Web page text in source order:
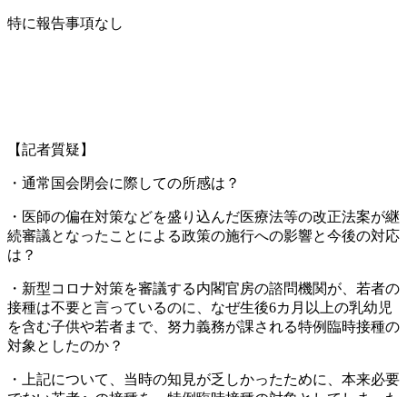
特に報告事項なし
【記者質疑】
・通常国会閉会に際しての所感は？
・医師の偏在対策などを盛り込んだ医療法等の改正法案が継
続審議となったことによる政策の施行への影響と今後の対応
は？
・新型コロナ対策を審議する内閣官房の諮問機関が、若者の
接種は不要と言っているのに、なぜ生後6カ月以上の乳幼児
を含む子供や若者まで、努力義務が課される特例臨時接種の
対象としたのか？
・上記について、当時の知見が乏しかったために、本来必要